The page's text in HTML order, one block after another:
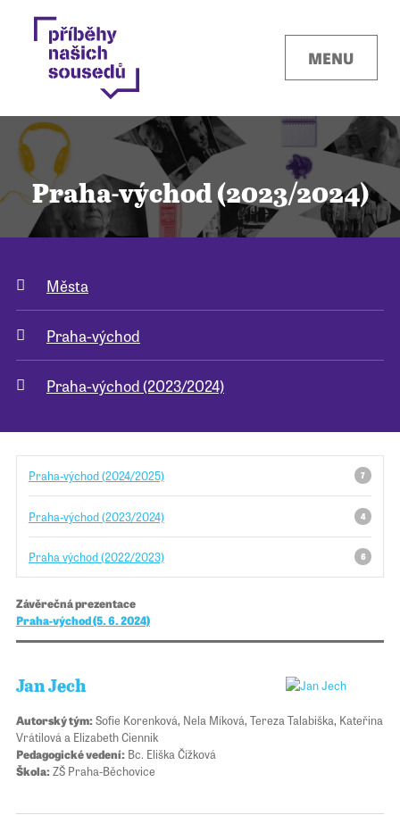
MENU
Kontakty
Místa
O projektu
Pro města
Příběhy našich sousedů
Praha-východ (2023/2024)
Města
Praha-východ
Praha-východ (2023/2024)
Praha-východ (2024/2025) 7
Praha-východ (2023/2024) 4
Praha východ (2022/2023) 6
Závěrečná prezentace
Praha-východ (5. 6. 2024)
Jan Jech
Autorský tým:Sofie Korenková, Nela Míková, Tereza Talabiška, Kateřina
Vrátilová a Elizabeth Ciennik
Pedagogické vedení: Bc. Eliška Čížková
Škola:ZŠ Praha-Běchovice